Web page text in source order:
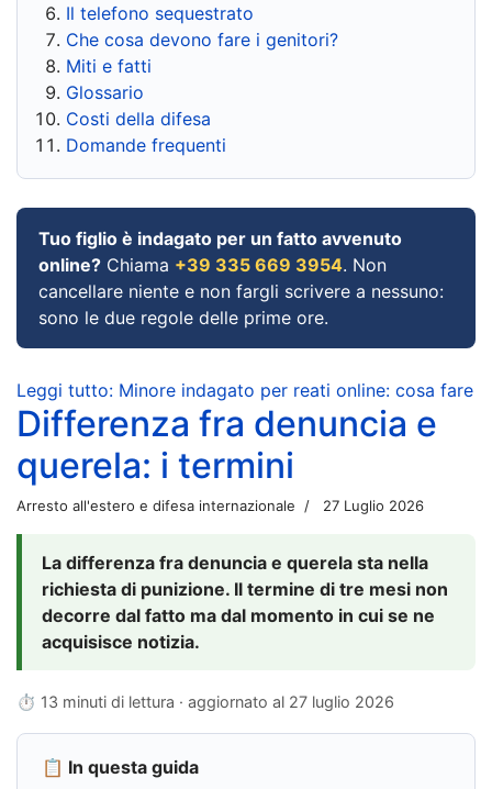
Il telefono sequestrato
Che cosa devono fare i genitori?
Miti e fatti
Glossario
Costi della difesa
Domande frequenti
Tuo figlio è indagato per un fatto avvenuto
online? Chiama +39 335 669 3954. Non
cancellare niente e non fargli scrivere a nessuno:
sono le due regole delle prime ore.
Leggi tutto: Minore indagato per reati online: cosa fare
Differenza fra denuncia e
querela: i termini
Arresto all'estero e difesa internazionale 27 Luglio 2026
La differenza fra denuncia e querela sta nella
richiesta di punizione. Il termine di tre mesi non
decorre dal fatto ma dal momento in cui se ne
acquisisce notizia.
⏱ 13 minuti di lettura · aggiornato al 27 luglio 2026
📋 In questa guida